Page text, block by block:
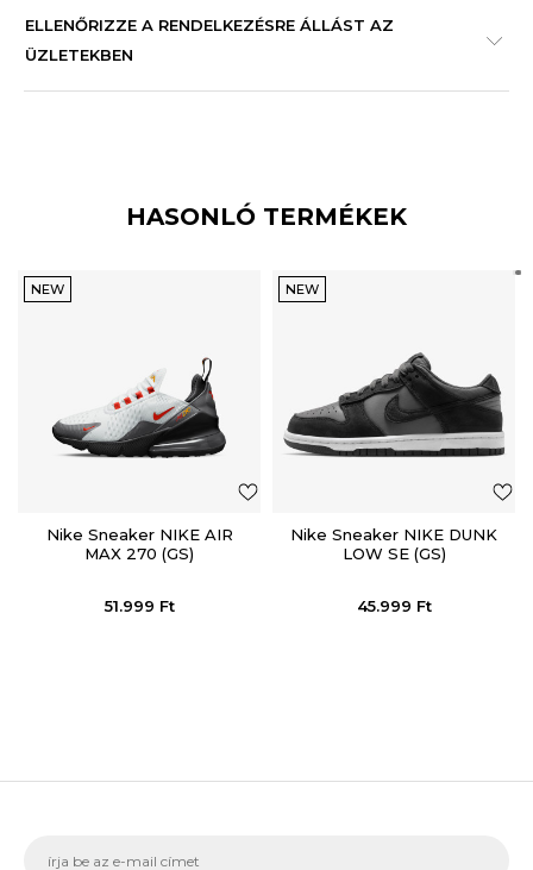
ELLENŐRIZZE A RENDELKEZÉSRE ÁLLÁST AZ
ÜZLETEKBEN
HASONLÓ TERMÉKEK
NEW
Nike Sneaker NIKE AIR
MAX 270 (GS)
51.999 Ft
NEW
Nike Sneaker NIKE DUNK
LOW SE (GS)
45.999 Ft